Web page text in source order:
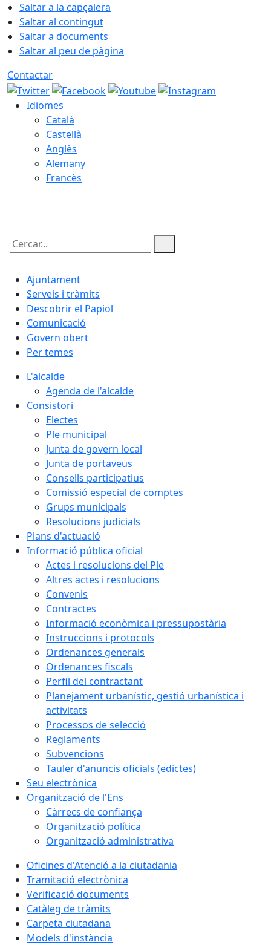
Saltar a la capçalera
Saltar al contingut
Saltar a documents
Saltar al peu de pàgina
Contactar
Idiomes
Català
Castellà
Anglès
Alemany
Francès
Cercar:
Ajuntament
Serveis i tràmits
Descobrir el Papiol
Comunicació
Govern obert
Per temes
L'alcalde
Agenda de l'alcalde
Consistori
Electes
Ple municipal
Junta de govern local
Junta de portaveus
Consells participatius
Comissió especial de comptes
Grups municipals
Resolucions judicials
Plans d'actuació
Informació pública oficial
Actes i resolucions del Ple
Altres actes i resolucions
Convenis
Contractes
Informació econòmica i pressupostària
Instruccions i protocols
Ordenances generals
Ordenances fiscals
Perfil del contractant
Planejament urbanístic, gestió urbanística i
activitats
Processos de selecció
Reglaments
Subvencions
Tauler d'anuncis oficials (edictes)
Seu electrònica
Organització de l'Ens
Càrrecs de confiança
Organització política
Organització administrativa
Oficines d'Atenció a la ciutadania
Tramitació electrònica
Verificació documents
Catàleg de tràmits
Carpeta ciutadana
Models d'instància